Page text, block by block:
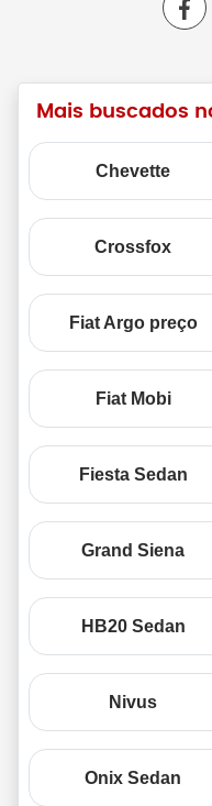
Mais buscados
Chevette
Crossfox
Fiat Argo preço
Fiat Mobi
Fiesta Sedan
Grand Siena
HB20 Sedan
Nivus
Onix Sedan